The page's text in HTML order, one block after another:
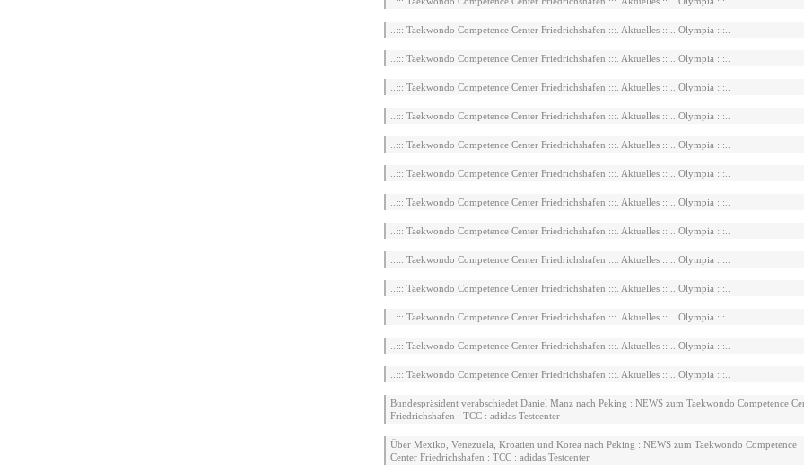
..::: Taekwondo Competence Center Friedrichshafen :::. Aktuelles :::.. Olympia :::..
..::: Taekwondo Competence Center Friedrichshafen :::. Aktuelles :::.. Olympia :::..
..::: Taekwondo Competence Center Friedrichshafen :::. Aktuelles :::.. Olympia :::..
..::: Taekwondo Competence Center Friedrichshafen :::. Aktuelles :::.. Olympia :::..
..::: Taekwondo Competence Center Friedrichshafen :::. Aktuelles :::.. Olympia :::..
..::: Taekwondo Competence Center Friedrichshafen :::. Aktuelles :::.. Olympia :::..
..::: Taekwondo Competence Center Friedrichshafen :::. Aktuelles :::.. Olympia :::..
..::: Taekwondo Competence Center Friedrichshafen :::. Aktuelles :::.. Olympia :::..
..::: Taekwondo Competence Center Friedrichshafen :::. Aktuelles :::.. Olympia :::..
..::: Taekwondo Competence Center Friedrichshafen :::. Aktuelles :::.. Olympia :::..
..::: Taekwondo Competence Center Friedrichshafen :::. Aktuelles :::.. Olympia :::..
..::: Taekwondo Competence Center Friedrichshafen :::. Aktuelles :::.. Olympia :::..
..::: Taekwondo Competence Center Friedrichshafen :::. Aktuelles :::.. Olympia :::..
Bundespräsident verabschiedet Daniel Manz nach Peking : NEWS zum Taekwondo Competence
Friedrichshafen : TCC : adidas Testcenter
Über Mexiko, Venezuela, Kroatien und Korea nach Peking : NEWS zum Taekwondo Competence
Center Friedrichshafen : TCC : adidas Testcenter